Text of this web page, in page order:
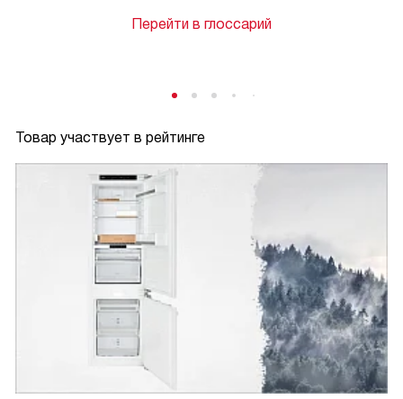
Перейти в глоссарий
Товар участвует в рейтинге